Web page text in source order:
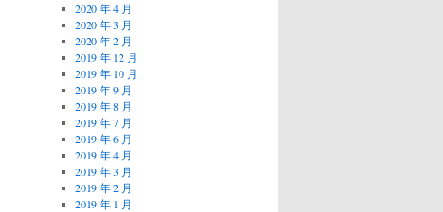
2020 年 4 月
2020 年 3 月
2020 年 2 月
2019 年 12 月
2019 年 10 月
2019 年 9 月
2019 年 8 月
2019 年 7 月
2019 年 6 月
2019 年 4 月
2019 年 3 月
2019 年 2 月
2019 年 1 月